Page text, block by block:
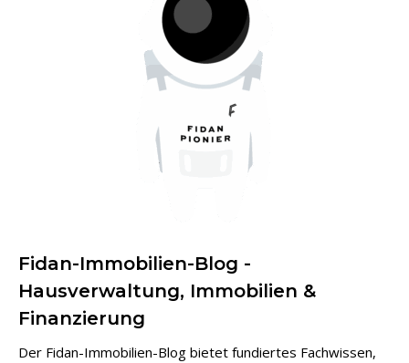
Fidan-Immobilien-Blog -
Hausverwaltung, Immobilien &
Finanzierung
Der Fidan-Immobilien-Blog bietet fundiertes Fachwissen,